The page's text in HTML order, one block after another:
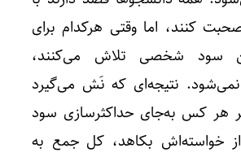
کنند، اما وقتی هرکدام برای
سود شخصی تلاش می‌کنند،
نتیجه‌ای که نَش می‌گیرد
هر کس به‌جای حداکثرسازی سود
خواسته‌اش بکاهد، کل جمع به